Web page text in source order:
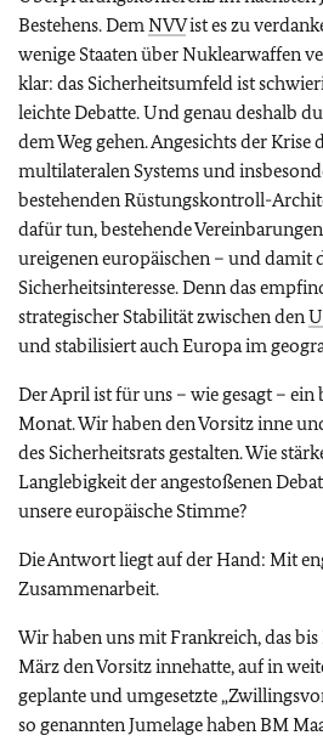
Bestehens. DemNVVist es zu
wenige Staaten über Nuklearwaffen
klar: das Sicherheitsumfeld ist
leichte Debatte. Und genau deshalb
dem Weg gehen. Angesichts der Krise
multilateralen Systems und
bestehenden Rüstungskontroll-
dafür tun, bestehende
ureigenen europäischen – und damit
Sicherheitsinteresse. Denn das
strategischer Stabilität zwischen den
und stabilisiert auch Europa im
Der April ist für uns – wie gesagt –
Monat. Wir haben den Vorsitz inne
des Sicherheitsrats gestalten. Wie
Langlebigkeit der angestoßenen
unsere europäische Stimme?
Die Antwort liegt auf der Hand: Mit
Zusammenarbeit.
Wir haben uns mit Frankreich, das
März den Vorsitz innehatte, auf in
geplante und umgesetzte
so genannten Jumelage haben BM